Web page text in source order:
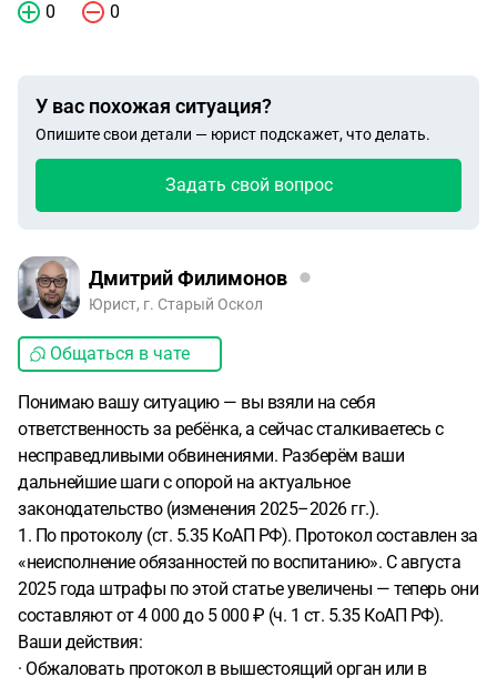
0 0
У вас похожая ситуация?
Опишите свои детали — юрист подскажет, что делать.
Задать свой вопрос
Дмитрий Филимонов
Юрист, г. Старый Оскол
Общаться в чате
Понимаю вашу ситуацию — вы взяли на себя
ответственность за ребёнка, а сейчас сталкиваетесь с
несправедливыми обвинениями. Разберём ваши
дальнейшие шаги с опорой на актуальное
законодательство (изменения 2025–2026 гг.).
1. По протоколу (ст. 5.35 КоАП РФ). Протокол составлен за
«неисполнение обязанностей по воспитанию». С августа
2025 года штрафы по этой статье увеличены — теперь они
составляют от 4 000 до 5 000 ₽ (ч. 1 ст. 5.35 КоАП РФ).
Ваши действия:
· Обжаловать протокол в вышестоящий орган или в